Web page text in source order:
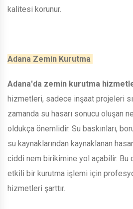
kalitesi korunur.
Adana Zemin Kurutma
Adana'da zemin kurutma
hizmetleri, sadece inşaat projeleri
zamanda su hasarı sonucu oluşan
oldukça önemlidir. Su baskınları,
su kaynaklarından kaynaklanan
ciddi nem birikimine yol açabilir. Bu
etkili bir kurutma işlemi için
hizmetleri şarttır.